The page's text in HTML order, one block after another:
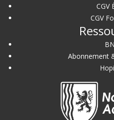
CGV
CGV
Abonnement